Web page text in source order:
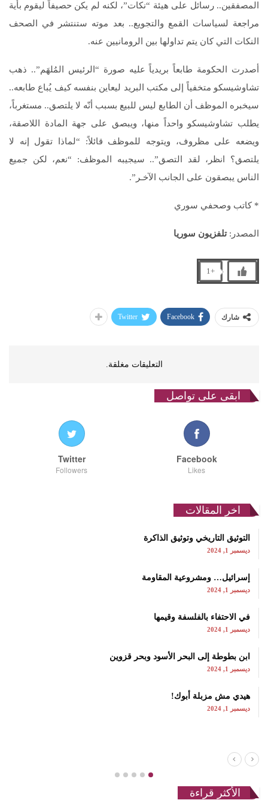
المصفقين.. رسائل على هيئة “نكات”، لكنه لم يكن حصيفاً ليقوم بأية
مراجعة لسياسات القمع والتجويع.. بعد موته ستنتشر في الصحف
النكات التي كان يتم تداولها بين الرومانيين عنه.
أصدرت الحكومة طابعاً بريدياً عليه صورة “الرئيس المُلهَم”.. ذهب
تشاوشيسكو متخفياً إلى مكتب البريد ليعاين بنفسه كيف يُباع طابعه..
سيخبره الموظف أن الطابع ليس للبيع بسبب أنّه لا يلتصق.. مستغرباً،
يطلب تشاوشيسكو واحداً منها، ويبصق على جهة المادة اللاصقة،
ويضعه على مظروف، ويتوجه للموظف قائلاً: “لماذا تقول إنه لا
يلتصق؟ انظر، لقد التصق”.. سيجيبه الموظف: “نعم، لكن جميع
الناس يبصقون على الجانب الآخـر”.
* كاتب وصحفي سوري
المصدر:تلفزيون سوريا
+1
شارك Facebook
Twitter
التعليقات مغلقة.
ابقى على تواصل
Facebook
Likes
Twitter
Followers
اخر المقالات
التوثيق التاريخي وتوثيق الذاكرة
ديسمبر 1, 2024
إسرائيل… ومشروعية المقاومة
ديسمبر 1, 2024
في الاحتفاء بالفلسفة وقيمها
ديسمبر 1, 2024
ابن بطوطة إلى البحر الأسود وبحر قزوين
ديسمبر 1, 2024
هيدي مش مزبلة أبوك!
ديسمبر 1, 2024
الأكثر قراءة